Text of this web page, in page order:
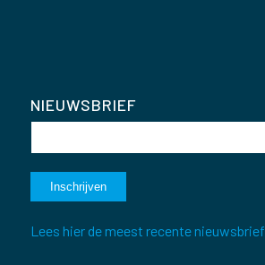
NIEUWSBRIEF
Lees hier de meest recente nieuwsbrief